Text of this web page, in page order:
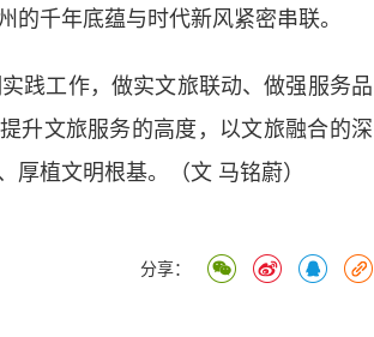
千年底蕴与时代新风紧密串联。
工作，做实文旅联动、做强服务品
升文旅服务的高度，以文旅融合的深
植文明根基。（文 马铭蔚）
分享：